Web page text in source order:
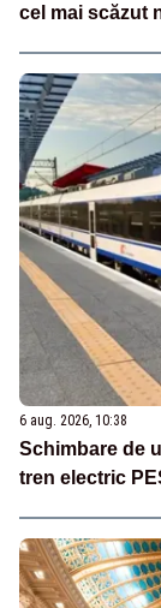
cel mai scăzut
6 aug. 2026, 10:38
Schimbare de
tren electric